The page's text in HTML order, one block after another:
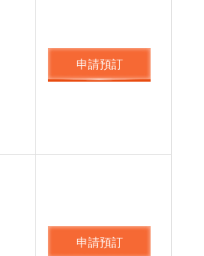
申請預訂
申請預訂